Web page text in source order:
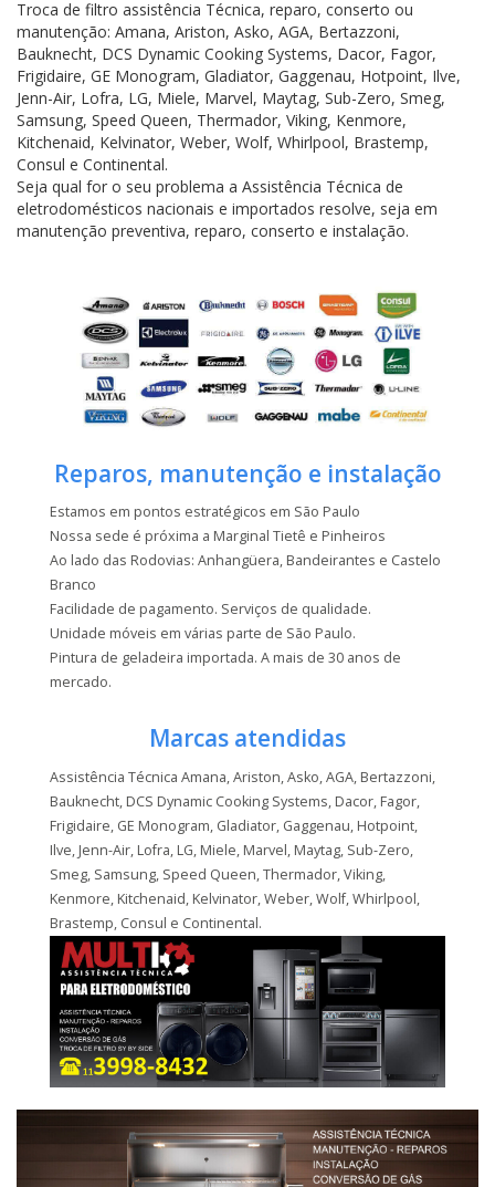
Troca de filtro assistência Técnica, reparo, conserto ou
manutenção: Amana, Ariston, Asko, AGA, Bertazzoni,
Bauknecht, DCS Dynamic Cooking Systems, Dacor, Fagor,
Frigidaire, GE Monogram, Gladiator, Gaggenau, Hotpoint, Ilve,
Jenn-Air, Lofra, LG, Miele, Marvel, Maytag, Sub-Zero, Smeg,
Samsung, Speed Queen, Thermador, Viking, Kenmore,
Kitchenaid, Kelvinator, Weber, Wolf, Whirlpool, Brastemp,
Consul e Continental.
Seja qual for o seu problema a Assistência Técnica de
eletrodomésticos nacionais e importados resolve, seja em
manutenção preventiva, reparo, conserto e instalação.
Reparos, manutenção e instalação
Estamos em pontos estratégicos em São Paulo
Nossa sede é próxima a Marginal Tietê e Pinheiros
Ao lado das Rodovias: Anhangüera, Bandeirantes e Castelo
Branco
Facilidade de pagamento. Serviços de qualidade.
Unidade móveis em várias parte de São Paulo.
Pintura de geladeira importada. A mais de 30 anos de
mercado.
Marcas atendidas
Assistência Técnica Amana, Ariston, Asko, AGA, Bertazzoni,
Bauknecht, DCS Dynamic Cooking Systems, Dacor, Fagor,
Frigidaire, GE Monogram, Gladiator, Gaggenau, Hotpoint,
Ilve, Jenn-Air, Lofra, LG, Miele, Marvel, Maytag, Sub-Zero,
Smeg, Samsung, Speed Queen, Thermador, Viking,
Kenmore, Kitchenaid, Kelvinator, Weber, Wolf, Whirlpool,
Brastemp, Consul e Continental.